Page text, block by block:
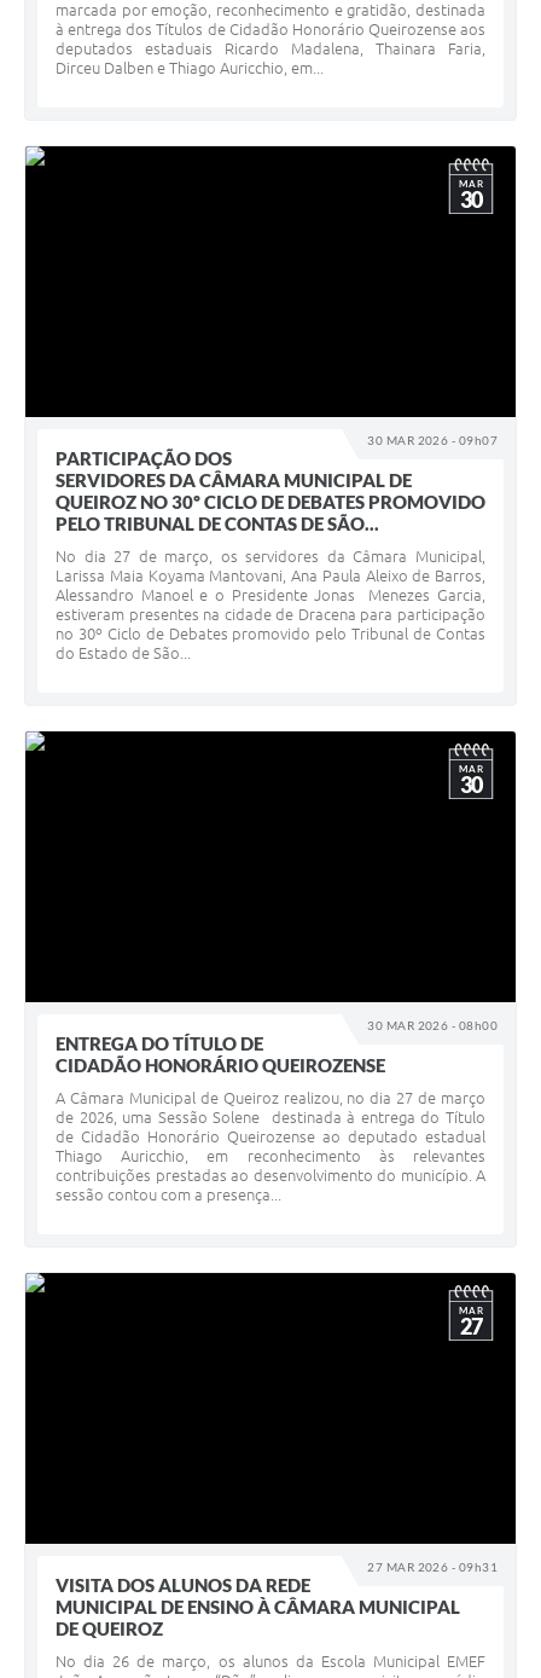
marcada por emoção, reconhecimento e gratidão, destinada
à entrega dos Títulos de Cidadão Honorário Queirozense aos
deputados estaduais Ricardo Madalena, Thainara Faria,
Dirceu Dalben e Thiago Auricchio, em...
30 MAR 2026 - 09h07
MAR
30
PARTICIPAÇÃO DOS
SERVIDORES DA CÂMARA MUNICIPAL DE
QUEIROZ NO 30º CICLO DE DEBATES PROMOVIDO
PELO TRIBUNAL DE CONTAS DE SÃO...
No dia 27 de março, os servidores da Câmara Municipal,
Larissa Maia Koyama Mantovani, Ana Paula Aleixo de Barros,
Alessandro Manoel e o Presidente Jonas Menezes Garcia,
estiveram presentes na cidade de Dracena para participação
no 30º Ciclo de Debates promovido pelo Tribunal de Contas
do Estado de São...
30 MAR 2026 - 08h00
MAR
30
ENTREGA DO TÍTULO DE
CIDADÃO HONORÁRIO QUEIROZENSE
A Câmara Municipal de Queiroz realizou, no dia 27 de março
de 2026, uma Sessão Solene destinada à entrega do Título
de Cidadão Honorário Queirozense ao deputado estadual
Thiago Auricchio, em reconhecimento às relevantes
contribuições prestadas ao desenvolvimento do município. A
sessão contou com a presença...
27 MAR 2026 - 09h31
MAR
27
VISITA DOS ALUNOS DA REDE
MUNICIPAL DE ENSINO À CÂMARA MUNICIPAL
DE QUEIROZ
No dia 26 de março, os alunos da Escola Municipal EMEF